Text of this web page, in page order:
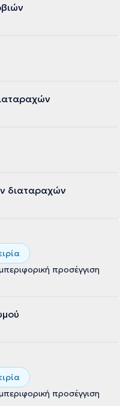
διαταραχών
προσέγγιση
προσέγγιση